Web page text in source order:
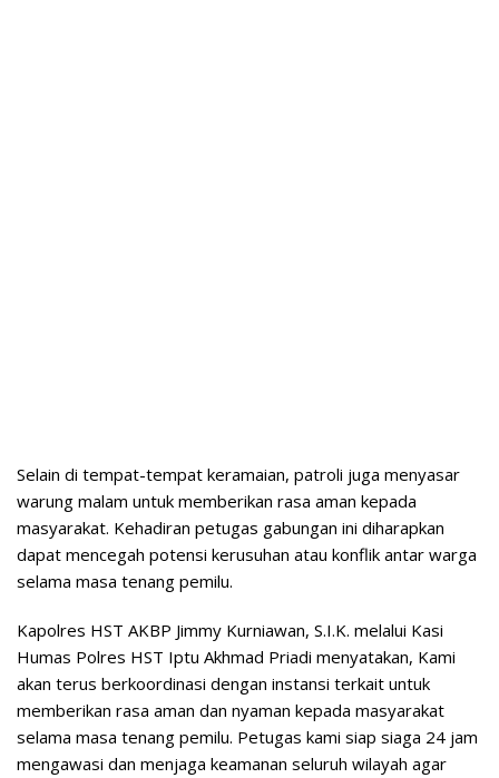
Selain di tempat-tempat keramaian, patroli juga menyasar
warung malam untuk memberikan rasa aman kepada
masyarakat. Kehadiran petugas gabungan ini diharapkan
dapat mencegah potensi kerusuhan atau konflik antar warga
selama masa tenang pemilu.
Kapolres HST AKBP Jimmy Kurniawan, S.I.K. melalui Kasi
Humas Polres HST Iptu Akhmad Priadi menyatakan, Kami
akan terus berkoordinasi dengan instansi terkait untuk
memberikan rasa aman dan nyaman kepada masyarakat
selama masa tenang pemilu. Petugas kami siap siaga 24 jam
mengawasi dan menjaga keamanan seluruh wilayah agar